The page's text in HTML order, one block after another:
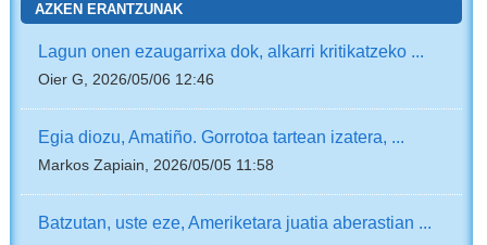
AZKEN ERANTZUNAK
Lagun onen ezaugarrixa dok, alkarri kritikatzeko ...
Oier G, 2026/05/06 12:46
Egia diozu, Amatiño. Gorrotoa tartean izatera, ...
Markos Zapiain, 2026/05/05 11:58
Batzutan, uste eze, Ameriketara juatia aberastian ...